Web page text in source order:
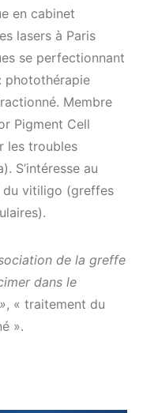
en cabinet
lasers à Paris
se perfectionnant
photothérapie
Membre
Pigment Cell
les troubles
S’intéresse au
vitiligo (greffes
de la greffe
dans le
, « traitement du
».